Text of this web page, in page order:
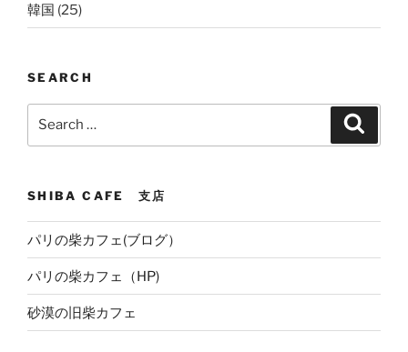
韓国 (25)
SEARCH
SHIBA CAFE 支店
パリの柴カフェ(ブログ）
パリの柴カフェ（HP)
砂漠の旧柴カフェ